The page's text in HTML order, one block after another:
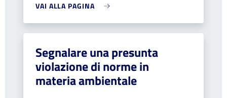
VAI ALLA PAGINA
Segnalare una presunta
violazione di norme in
materia ambientale